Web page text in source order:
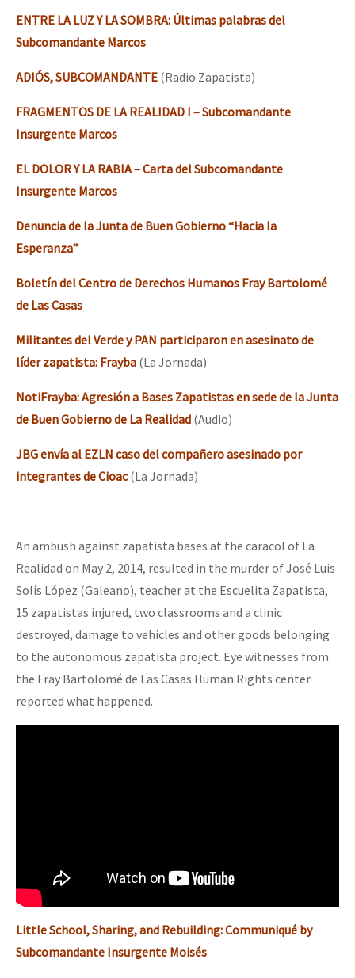
ENTRE LA LUZ Y LA SOMBRA: Últimas palabras del
Subcomandante Marcos
ADIÓS, SUBCOMANDANTE (Radio Zapatista)
FRAGMENTOS DE LA REALIDAD I – Subcomandante
Insurgente Marcos
EL DOLOR Y LA RABIA – Carta del Subcomandante
Insurgente Marcos
Denuncia de la Junta de Buen Gobierno “Hacia la
Esperanza”
Boletín del Centro de Derechos Humanos Fray Bartolomé
de Las Casas
Militantes del Verde y PAN participaron en asesinato de
líder zapatista: Frayba (La Jornada)
NotiFrayba: Agresión a Bases Zapatistas en sede de la Junta
de Buen Gobierno de La Realidad (Audio)
JBG envía al EZLN caso del compañero asesinado por
integrantes de Cioac(La Jornada)
An ambush against zapatista bases at the caracol of La
Realidad on May 2, 2014, resulted in the murder of José Luis
Solís López (Galeano), teacher at the Escuelita Zapatista,
15 zapatistas injured, two classrooms and a clinic
destroyed, damage to vehicles and other goods belonging
to the autonomous zapatista project. Eye witnesses from
the Fray Bartolomé de Las Casas Human Rights center
reported what happened.
Little School, Sharing, and Rebuilding: Communiqué by
Subcomandante Insurgente Moisés